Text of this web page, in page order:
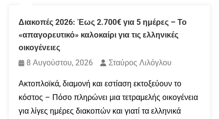
Διακοπές 2026: Έως 2.700€ για 5 ημέρες – Το
«απαγορευτικό» καλοκαίρι για τις ελληνικές
οικογένειες
8 Αυγούστου, 2026
Σταύρος Λιλόγλου
Ακτοπλοϊκά, διαμονή και εστίαση εκτοξεύουν το
κόστος – Πόσο πληρώνει μια τετραμελής οικογένεια
για λίγες ημέρες διακοπών και γιατί τα ελληνικά